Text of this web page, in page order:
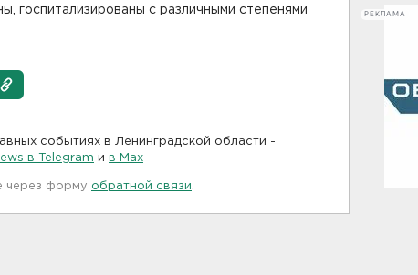
госпитализированы с различными степенями
событиях в Ленинградской области -
в Telegram и в Maх
через форму обратной связи
РЕКЛАМА